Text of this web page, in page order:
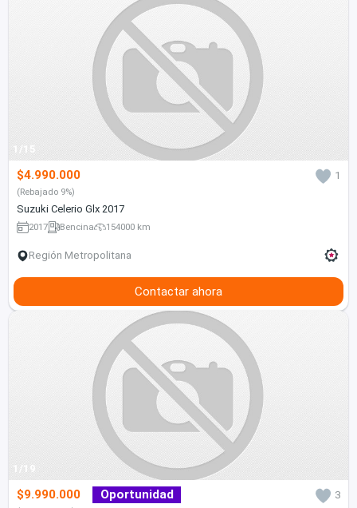
1/15
$4.990.000 1
(Rebajado 9%)
Suzuki Celerio Glx 2017
2017 Bencina 154000 km
Región Metropolitana
Contactar ahora
1/19
$9.990.000 Oportunidad 3